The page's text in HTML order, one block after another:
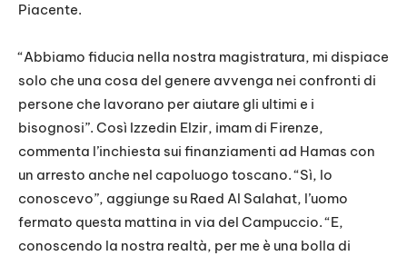
Piacente.
“Abbiamo fiducia nella nostra magistratura, mi dispiace
solo che una cosa del genere avvenga nei confronti di
persone che lavorano per aiutare gli ultimi e i
bisognosi”. Così Izzedin Elzir, imam di Firenze,
commenta l’inchiesta sui finanziamenti ad Hamas con
un arresto anche nel capoluogo toscano. “Sì, lo
conoscevo”, aggiunge su Raed Al Salahat, l’uomo
fermato questa mattina in via del Campuccio. “E,
conoscendo la nostra realtà, per me è una bolla di